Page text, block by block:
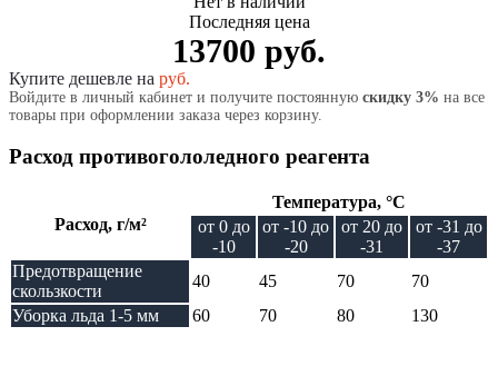
Последняя цена
13700 руб.
Купите дешевле на руб.
Войдите в личный кабинет и получите постоянную скидку 3% на все
товары при оформлении заказа через корзину.
Расход противогололедного реагента
Расход, г/м²
Температура, °C
от 0 до
-10
от -10 до
-20
от 20 до
-31
от -31 до
-37
Предотвращение
скользкости
40 45 70
70
Уборка льда 1-5 мм
60 70 80 130